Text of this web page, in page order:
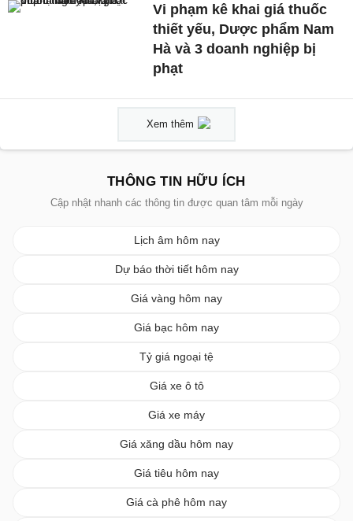
Vi phạm kê khai giá thuốc
thiết yếu, Dược phẩm Nam
Hà và 3 doanh nghiệp bị
phạt
Xem thêm
THÔNG TIN HỮU ÍCH
Cập nhật nhanh các thông tin được quan tâm mỗi ngày
Lịch âm hôm nay
Dự báo thời tiết hôm nay
Giá vàng hôm nay
Giá bạc hôm nay
Tỷ giá ngoại tệ
Giá xe ô tô
Giá xe máy
Giá xăng dầu hôm nay
Giá tiêu hôm nay
Giá cà phê hôm nay